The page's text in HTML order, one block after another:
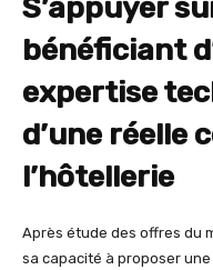
S’appuyer
bénéficiant
expertise
d’une réelle
l’hôtellerie
Après étude des offres du
sa capacité à proposer